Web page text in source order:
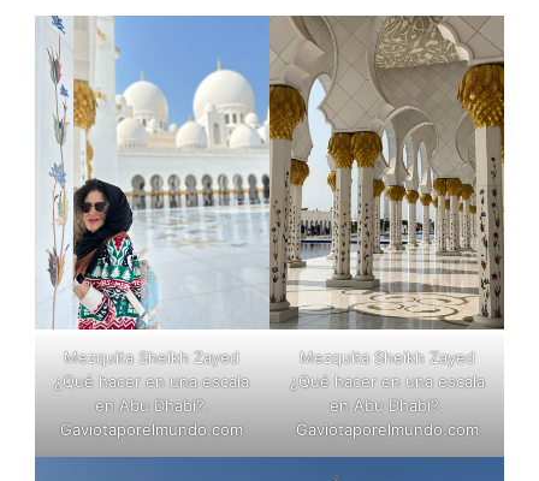
Mezquita Sheikh Zayed
¿Qué hacer en una escala
en Abu Dhabi?.
Gaviotaporelmundo.com
Mezquita Sheikh Zayed
¿Qué hacer en una escala
en Abu Dhabi?.
Gaviotaporelmundo.com